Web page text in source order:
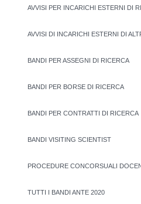
AVVISI PER INCARICHI ESTERNI DI
AVVISI DI INCARICHI ESTERNI DI
BANDI PER ASSEGNI DI RICERCA
BANDI PER BORSE DI RICERCA
BANDI PER CONTRATTI DI RICERCA
BANDI VISITING SCIENTIST
PROCEDURE CONCORSUALI
TUTTI I BANDI ANTE 2020